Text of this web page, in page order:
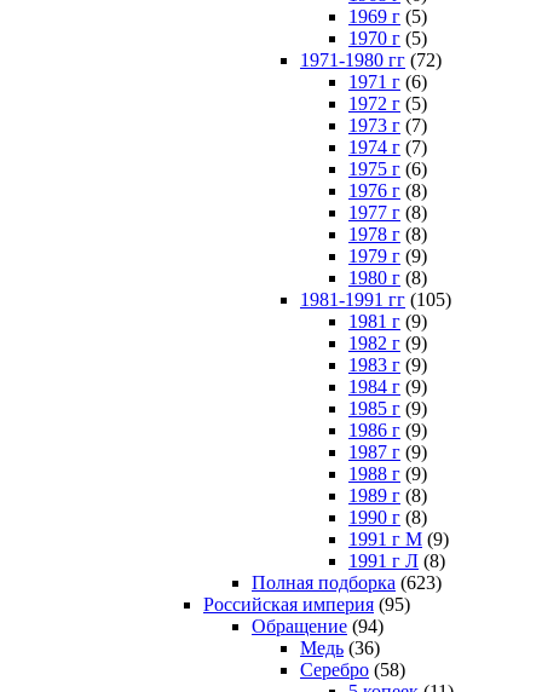
1969 г (5)
1970 г (5)
1971-1980 гг (72)
1971 г (6)
1972 г (5)
1973 г (7)
1974 г (7)
1975 г (6)
1976 г (8)
1977 г (8)
1978 г (8)
1979 г (9)
1980 г (8)
1981-1991 гг (105)
1981 г (9)
1982 г (9)
1983 г (9)
1984 г (9)
1985 г (9)
1986 г (9)
1987 г (9)
1988 г (9)
1989 г (8)
1990 г (8)
1991 г М (9)
1991 г Л (8)
Полная подборка (623)
Российская империя (95)
Обращение (94)
Медь (36)
Серебро (58)